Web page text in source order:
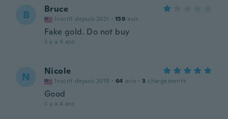
B Bruce
Inscrit depuis 2021 · 159 avis
Fake gold. Do not buy
il y a 4 ans
N Nicole
Inscrit depuis 2019 · 64 avis · 3 chargements
Good
il y a 4 ans